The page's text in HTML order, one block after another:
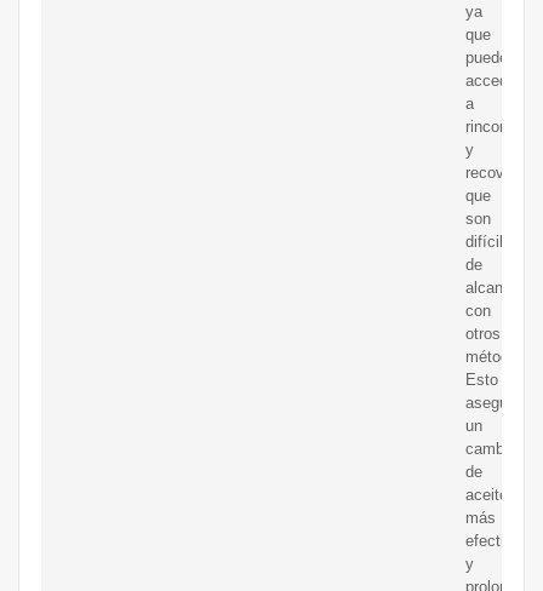
ya
que
puede
acceder
a
rincones
y
recovecos
que
son
difíciles
de
alcanzar
con
otros
métodos.
Esto
asegura
un
cambio
de
aceite
más
efectivo
y
prolonga